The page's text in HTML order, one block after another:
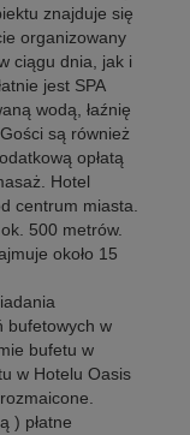
znajduje się
organizowany
ciągu dnia, jak i
jest SPA
wodą, łaźnię
są również
opłatą
Hotel
centrum miasta.
500 metrów.
około 15
bufetowych w
bufetu w
w Hotelu Oasis
) płatne